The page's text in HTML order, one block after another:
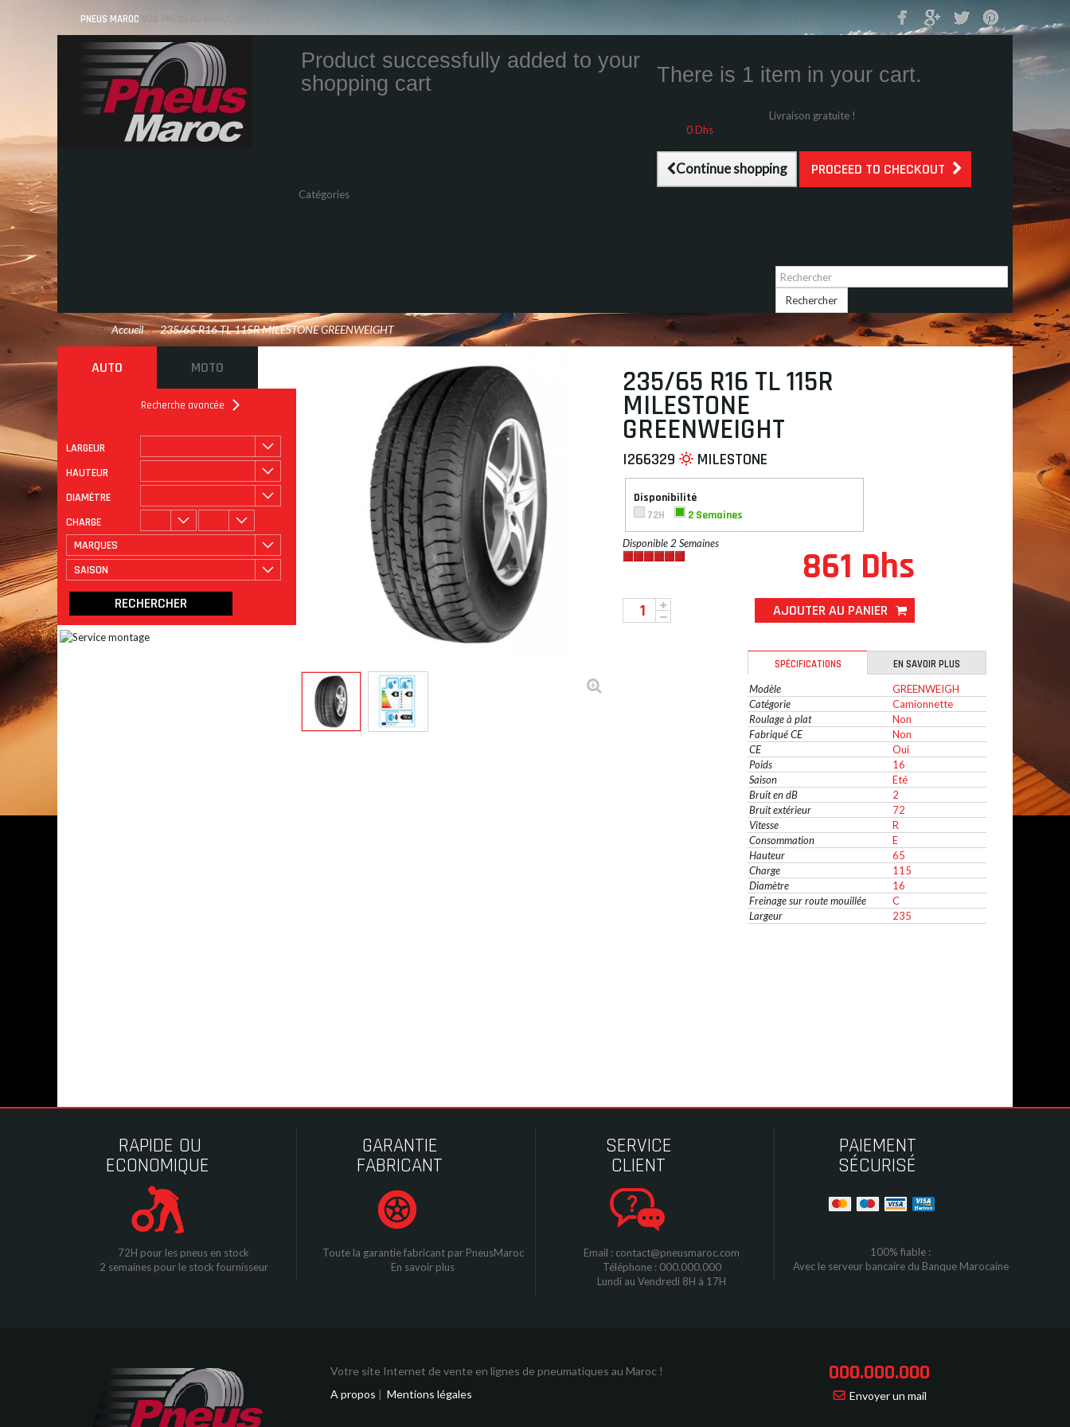
PNEUS MAROC VOS PNEUS AU MAROC LIVRÉS ET MONTÉS
Product successfully added to your
shopping cart
There is 1 item in your cart.
Livraison gratuite !
0 Dhs
Continue shopping PROCEED TO CHECKOUT
Catégories
Rechercher
Accueil / 235/65 R16 TL 115R MILESTONE GREENWEIGHT
AUTO MOTO
Recherche avancée
LARGEUR
HAUTEUR
DIAMÈTRE
CHARGE
MARQUES
SAISON
ROULAGE À PLAT
235/65 R16 TL 115R
MILESTONE
GREENWEIGHT
I266329 MILESTONE
Disponibilité
72H
2 Semaines
Disponible 2 Semaines
861 Dhs
AJOUTER AU PANIER
SPÉCIFICATIONS
EN SAVOIR PLUS
Modèle
GREENWEIGH
Catégorie
Camionnette
Roulage à plat
Non
Fabriqué CE
Non
CE
Oui
Poids
16
Saison
Eté
Bruit en dB
2
Bruit extérieur
72
Vitesse
R
Consommation
E
Hauteur
65
Charge
115
Diamètre
16
Freinage sur route mouillée
C
Largeur
235
RAPIDE OU
ECONOMIQUE
72H pour les pneus en stock
2 semaines pour le stock fournisseur
GARANTIE
FABRICANT
Toute la garantie fabricant par PneusMaroc
En savoir plus
SERVICE
CLIENT
Email : contact@pneusmaroc.com
Téléphone : 000.000.000
Lundi au Vendredi 8H à 17H
PAIEMENT
SÉCURISÉ
100% fiable :
Avec le serveur bancaire du Banque Marocaine
Votre site Internet de vente en lignes de pneumatiques au Maroc !
A propos | Mentions légales
000.000.000
Envoyer un mail